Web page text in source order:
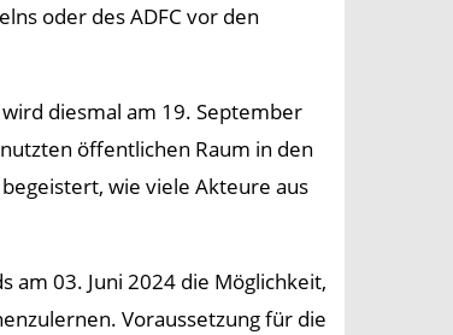
oder des ADFC vor den
diesmal am 19. September
öffentlichen Raum in den
wie viele Akteure aus
am 03. Juni 2024 die Möglichkeit,
Voraussetzung für die